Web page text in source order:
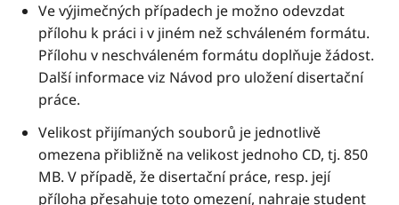
Ve výjimečných případech je možno odevzdat
přílohu k práci i v jiném než schváleném formátu.
Přílohu v neschváleném formátu doplňuje žádost.
Další informace viz Návod pro uložení disertační
práce.
Velikost přijímaných souborů je jednotlivě
omezena přibližně na velikost jednoho CD, tj. 850
MB. V případě, že disertační práce, resp. její
příloha přesahuje toto omezení, nahraje student